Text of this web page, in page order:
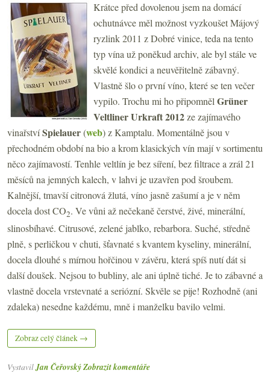
Krátce před dovolenou jsem na domácí
ochutnávce měl možnost vyzkoušet Májový
ryzlink 2011 z Dobré vinice, teda na tento
typ vína už poněkud archiv, ale byl stále ve
skvělé kondici a neuvěřitelně zábavný.
Vlastně šlo o první víno, které se ten večer
vypilo. Trochu mi ho připomněl Grüner
Veltliner Urkraft 2012ze zajímavého
vinařstvíSpielauer(web) z Kamptalu. Momentálně jsou v
přechodném období na bio a krom klasických vín mají v sortimentu
něco zajímavostí. Tenhle veltlín je bez síření, bez filtrace a zrál 21
měsíců na jemných kalech, v lahvi je uzavřen pod šroubem.
Kalnější, tmavší citronová žlutá, víno jasně zašumí a je v něm
docela dost CO2. Ve vůni až nečekaně čerstvé, živé, minerální,
slinosbíhavé. Citrusové, zelené jablko, rebarbora. Suché, středně
plně, s perličkou v chuti, šťavnaté s kvantem kyseliny, minerální,
docela dlouhé s mírnou hořčinou v závěru, která spíš nutí dát si
další doušek. Nejsou to bubliny, ale ani úplně tiché. Je to zábavné a
vlastně docela vrstevnaté a seriózní. Skvěle se pije! Rozhodně (ani
zdaleka) nesedne každému, mně i manželku bavilo velmi.
Zobraz celý článek →
VystavilJan ČeřovskýZobrazit komentáře